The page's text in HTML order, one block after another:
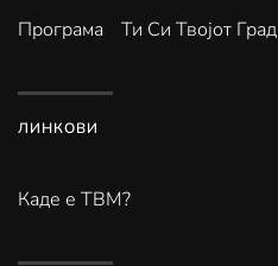
Програма Ти Си Твојот Град
ЛИНКОВИ
Каде е ТВМ?